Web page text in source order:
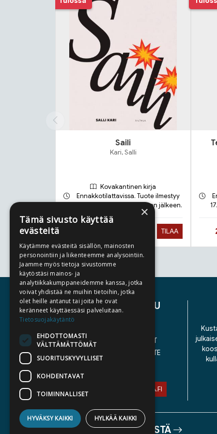
Saili
Kari, Salli
Kovakantinen kirja
Ennakkotilattavissa. Tuote ilmestyy
21.9.2026 ja toimitetaan sen jälkeen.
TILAA
Tuoteluettelon loppu
ASIAKASPALVELU
YLEISET TOIMITUSEHDOT
SAAVUTETTAVUUSSELOSTE
ASIAKASPALVELU@STORIA.FI
TIETOA MEISTÄ
×
Tämä sivusto käyttää
evästeitä
Käytämme evästeitä sisällön, mainosten
personointiin ja liikenteemme analysointiin.
Jaamme myös tietoja sivustomme
käytöstäsi mainos- ja
analytiikkakumppaneidemme kanssa, jotka
voivat yhdistää ne muihin tietoihin, jotka
olet heille antanut tai joita he ovat
keränneet käyttäessäsi palveluitaan.
Tietosuojakäytäntö
EHDOTTOMASTI
VÄLTTÄMÄTTÖMÄT
SUORITUSKYVYLLISET
KOHDENTAVAT
TOIMINNALLISET
HYVÄKSY KAIKKI HYLKÄÄ KAIKKI